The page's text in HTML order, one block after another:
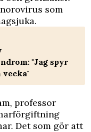
som
"Jag spyr
vecka"
professor
Det som gör att